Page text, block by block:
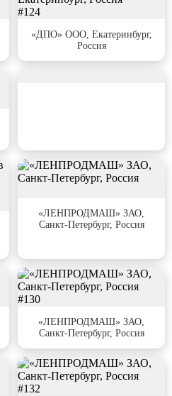
#124
«ДПО» ООО, Екатеринбург,
Россия
«ЛЕНПРОДМАШ» ЗАО,
Санкт-Петербург, Россия
#130
«ЛЕНПРОДМАШ» ЗАО,
Санкт-Петербург, Россия
#132